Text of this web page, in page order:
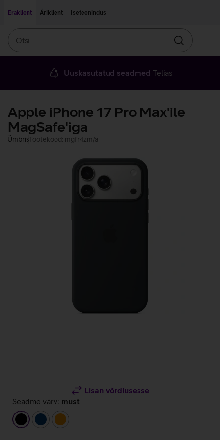
Eraklient
Äriklient Iseteenindus
Otsin
Uuskasutatud seadmed Telias
Apple iPhone 17 Pro Max'ile
MagSafe'iga
ÜmbrisTootekood: mgfr4zm/a
Lisan võrdlusesse
Seadme värv: must
must
tumesinine
oranž